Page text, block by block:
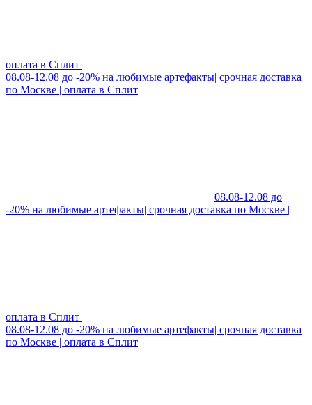
оплата в Сплит
08.08-12.08 до -20% на любимые артефакты| срочная доставка
по Москве | оплата в Сплит
08.08-12.08 до
-20% на любимые артефакты| срочная доставка по Москве |
оплата в Сплит
08.08-12.08 до -20% на любимые артефакты| срочная доставка
по Москве | оплата в Сплит